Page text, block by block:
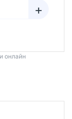
+
онлайн